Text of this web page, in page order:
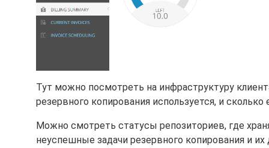
Тут можно посмотреть на инфраструктуру
резервного копирования используется, и
Можно смотреть статусы репозиториев, где
неуспешные задачи резервного копирования и